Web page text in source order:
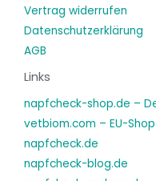
Vertrag widerrufen
Datenschutzerklärung
AGB
Links
napfcheck-shop.de –
vetbiom.com – EU-Shop
napfcheck.de
napfcheck-blog.de